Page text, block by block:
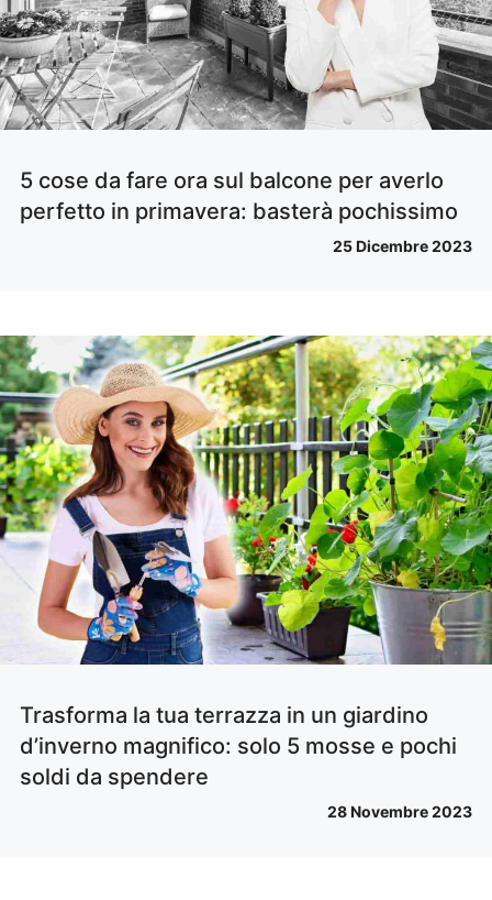
5 cose da fare ora sul balcone per averlo
perfetto in primavera: basterà pochissimo
25 Dicembre 2023
Trasforma la tua terrazza in un giardino
d’inverno magnifico: solo 5 mosse e pochi
soldi da spendere
28 Novembre 2023